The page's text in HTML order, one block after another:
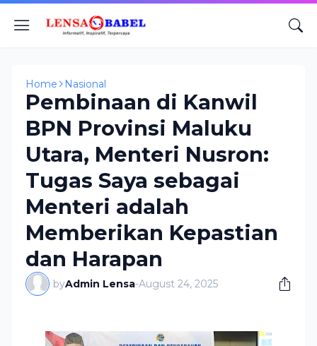
Home Nasional
Pembinaan di Kanwil
BPN Provinsi Maluku
Utara, Menteri Nusron:
Tugas Saya sebagai
Menteri adalah
Memberikan Kepastian
dan Harapan
byAdmin Lensa-August 24, 2025